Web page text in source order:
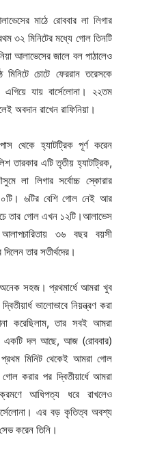
মাঠে রোববার লা লিগার
৩২ মিনিটের মধ্যে গোল তিনটি
আলাভেসের জালে বল পাঠালেও
চোটে ফেররান তরেসকে
এগিয়ে যায় বার্সেলোনা। ২২তম
অবদান রাখেন রাফিনিয়া।
থেকে হ্যাটট্রিক পূর্ণ করেন
তারকার এটি তৃতীয় হ্যাটট্রিক,
লা লিগার সর্বোচ্চ স্কোরার
৬টির বেশি গোল নেই আর
তার গোল এখন ১২টি।আলাভেস
৩৬ বছর বয়সী
তার সতীর্থদের।
সহজ। প্রথমার্ধে আমরা খুব
ভালোভাবে নিয়ন্ত্রণ করা
করেছিলাম, তার সবই আমরা
একটি দল আছে, আজ (রোববার)
মিনিট থেকেই আমরা গোল
করার পর দ্বিতীয়ার্ধে আমরা
আধিপত্য ধরে রাখলেও
এর বড় কৃতিত্ব অবশ্য
করেন তিনি।